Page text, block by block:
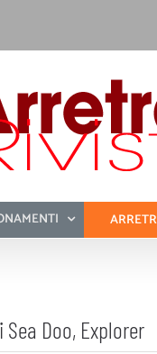
Doo, Explorer